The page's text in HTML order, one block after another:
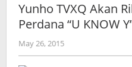
Yunho TVXQ Akan
Perdana “U KNOW
May 26, 2015by
Koreanindo